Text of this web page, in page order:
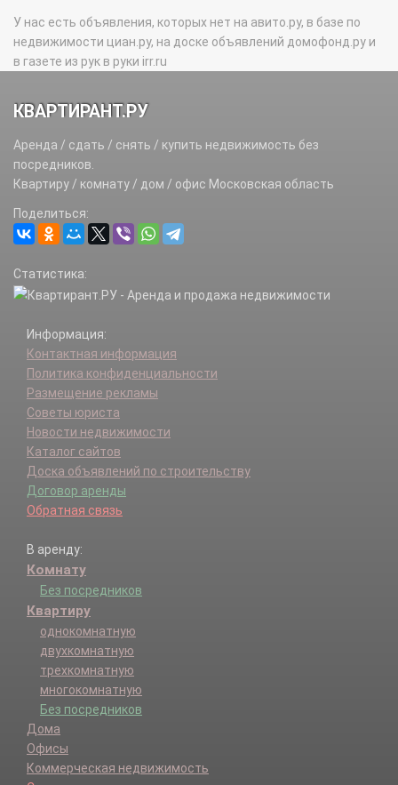
У нас есть объявления, которых нет на авито.ру, в базе по
недвижимости циан.ру, на доске объявлений домофонд.ру и
в газете из рук в руки irr.ru
КВАРТИРАНТ.РУ
Аренда / сдать / снять / купить недвижимость без
посредников.
Квартиру / комнату / дом / офис Московская область
Поделиться:
Статистика:
Информация:
Контактная информация
Политика конфиденциальности
Размещение рекламы
Советы юриста
Новости недвижимости
Каталог сайтов
Доска объявлений по строительству
Договор аренды
Обратная связь
В аренду:
Комнату
Без посредников
Квартиру
однокомнатную
двухкомнатную
трехкомнатную
многокомнатную
Без посредников
Дома
Офисы
Коммерческая недвижимость